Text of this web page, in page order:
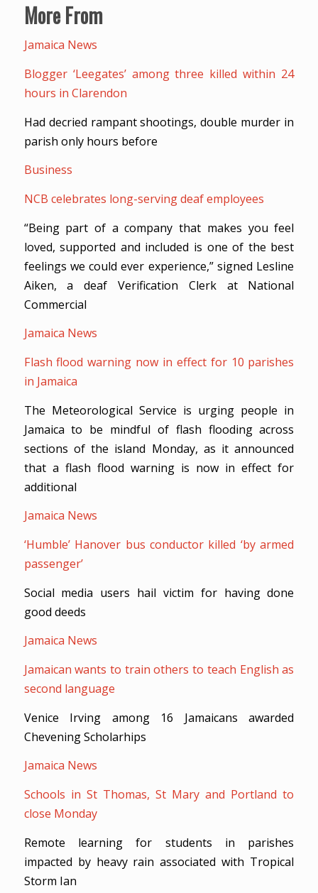
More From
Jamaica News
Blogger ‘Leegates’ among three killed within 24
hours in Clarendon
Had decried rampant shootings, double murder in
parish only hours before
Business
NCB celebrates long-serving deaf employees
“Being part of a company that makes you feel
loved, supported and included is one of the best
feelings we could ever experience,” signed Lesline
Aiken, a deaf Verification Clerk at National
Commercial
Jamaica News
Flash flood warning now in effect for 10 parishes
in Jamaica
The Meteorological Service is urging people in
Jamaica to be mindful of flash flooding across
sections of the island Monday, as it announced
that a flash flood warning is now in effect for
additional
Jamaica News
‘Humble’ Hanover bus conductor killed ‘by armed
passenger’
Social media users hail victim for having done
good deeds
Jamaica News
Jamaican wants to train others to teach English as
second language
Venice Irving among 16 Jamaicans awarded
Chevening Scholarhips
Jamaica News
Schools in St Thomas, St Mary and Portland to
close Monday
Remote learning for students in parishes
impacted by heavy rain associated with Tropical
Storm Ian